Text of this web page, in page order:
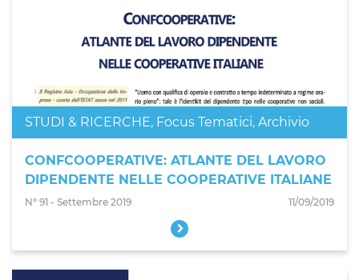
STUDI & RICERCHE, Focus Tematici, Archivio
CONFCOOPERATIVE: ATLANTE DEL LAVORO
DIPENDENTE NELLE COOPERATIVE ITALIANE
N° 91 - Settembre 2019 11/09/2019